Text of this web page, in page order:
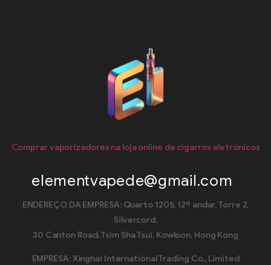
Comprar vaporizadores na loja online de cigarros eletrónicos
elementvapede@gmail.com
ENDEREÇO DA EMPRESA: Quarto 1205, 12º andar, Torre 2,
Silvercord,
30 Canton Road, Tsim Sha Tsui, Kowloon, Hong Kong
EMPRESA: Xinghai International Trading Co., Limited